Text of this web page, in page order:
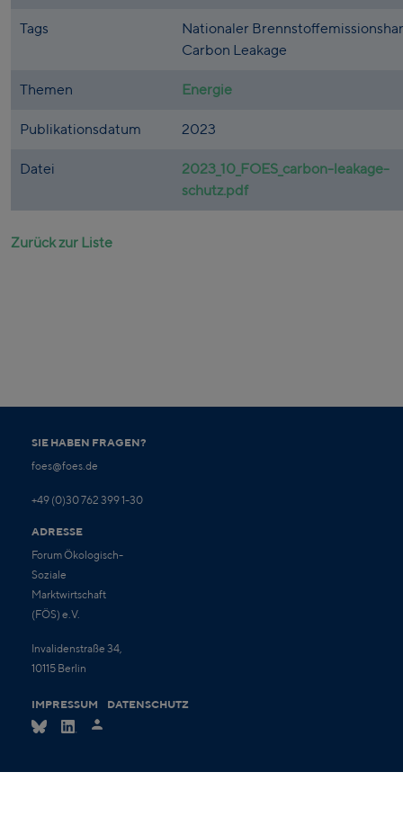
Tags
Nationaler
Carbon Leakage
Themen Energie
Publikationsdatum 2023
Datei
2023_10_FOES_carbon-leakage-
schutz.pdf
Zurück zur Liste
SIE HABEN FRAGEN?
foes@foes.de
+49 (0)30 762 399 1-30
ADRESSE
Forum Ökologisch-
Soziale
Marktwirtschaft
(FÖS) e.V.
Invalidenstraße 34,
10115 Berlin
IMPRESSUM DATENSCHUTZ